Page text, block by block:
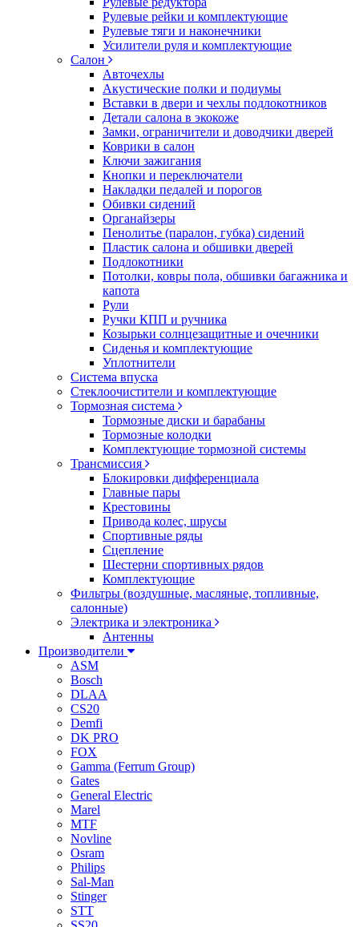
Рулевые рейки и комплектующие
Рулевые тяги и наконечники
Усилители руля и комплектующие
Салон
Авточехлы
Акустические полки и подиумы
Вставки в двери и чехлы подлокотников
Детали салона в экокоже
Замки, ограничители и доводчики дверей
Коврики в салон
Ключи зажигания
Кнопки и переключатели
Накладки педалей и порогов
Обивки сидений
Органайзеры
Пенолитье (паралон, губка) сидений
Пластик салона и обшивки дверей
Подлокотники
Потолки, ковры пола, обшивки багажника и
капота
Рули
Ручки КПП и ручника
Козырьки солнцезащитные и очечники
Сиденья и комплектующие
Уплотнители
Система впуска
Стеклоочистители и комплектующие
Тормозная система
Тормозные диски и барабаны
Тормозные колодки
Комплектующие тормозной системы
Трансмиссия
Блокировки дифференциала
Главные пары
Крестовины
Привода колес, шрусы
Спортивные ряды
Сцепление
Шестерни спортивных рядов
Комплектующие
Фильтры (воздушные, масляные, топливные,
салонные)
Электрика и электроника
Антенны
Производители
ASM
Bosch
DLAA
CS20
Demfi
DK PRO
FOX
Gamma (Ferrum Group)
Gates
General Electric
Marel
MTF
Novline
Osram
Philips
Sal-Man
Stinger
STT